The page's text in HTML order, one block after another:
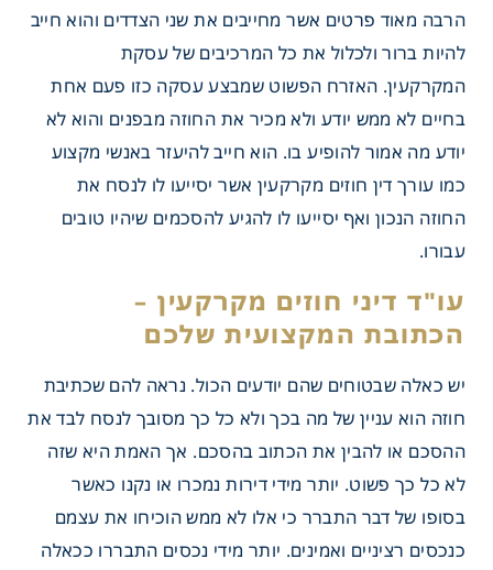
הרבה מאוד פרטים אשר מחייבים את שני הצדדים והוא חייב
להיות ברור ולכלול את כל המרכיבים של עסקת
המקרקעין. האזרח הפשוט שמבצע עסקה כזו פעם אחת
בחיים לא ממש יודע ולא מכיר את החוזה מבפנים והוא לא
יודע מה אמור להופיע בו. הוא חייב להיעזר באנשי מקצוע
כמו עורך דין חוזים מקרקעין אשר יסייעו לו לנסח את
החוזה הנכון ואף יסייעו לו להגיע להסכמים שיהיו טובים
עבורו.
חוזים מקרקעין –
המקצועית שלכם
יש כאלה שבטוחים שהם יודעים הכול. נראה להם שכתיבת
חוזה הוא עניין של מה בכך ולא כל כך מסובך לנסח לבד את
ההסכם או להבין את הכתוב בהסכם. אך האמת היא שזה
לא כל כך פשוט. יותר מידי דירות נמכרו או נקנו כאשר
בסופו של דבר התברר כי אלו לא ממש הוכיחו את עצמם
כנכסים רציניים ואמינים. יותר מידי נכסים התבררו ככאלה